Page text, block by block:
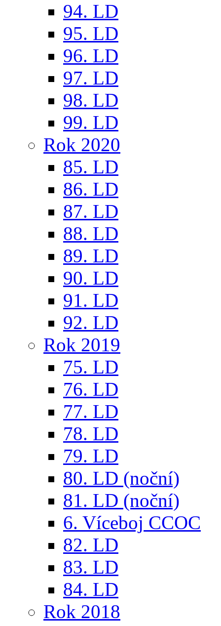
94. LD
95. LD
96. LD
97. LD
98. LD
99. LD
Rok 2020
85. LD
86. LD
87. LD
88. LD
89. LD
90. LD
91. LD
92. LD
Rok 2019
75. LD
76. LD
77. LD
78. LD
79. LD
80. LD (noční)
81. LD (noční)
6. Víceboj CCOC
82. LD
83. LD
84. LD
Rok 2018